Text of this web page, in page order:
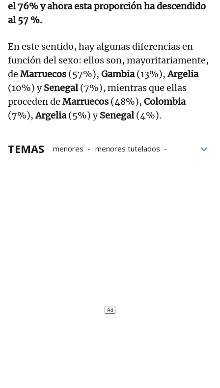
el 76% y ahora esta proporción ha descendido
al 57 %.
En este sentido, hay algunas diferencias en
función del sexo: ellos son, mayoritariamente,
de Marruecos (57%), Gambia(13%),Argelia
(10%) ySenegal(7%), mientras que ellas
proceden de Marruecos (48%), Colombia
(7%),Argelia(5%) ySenegal(4%).
TEMAS menores
menores tutelados